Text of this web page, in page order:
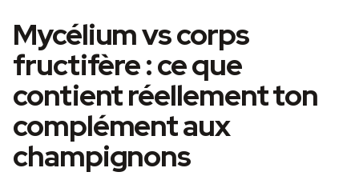
Mycélium vs corps
fructifère : ce que
contient réellement ton
complément aux
champignons